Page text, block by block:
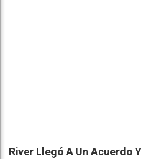
River Llegó A Un Acuerdo